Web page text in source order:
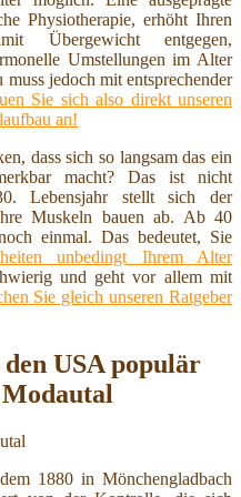
Physiotherapie, erhöht Ihren
Übergewicht entgegen,
Umstellungen im Alter
jedoch mit entsprechender
Sie sich also direkt unseren
an!
dass sich so langsam das ein
macht? Das ist nicht
Lebensjahr stellt sich der
Muskeln bauen ab. Ab 40
einmal. Das bedeutet, Sie
unbedingt Ihrem Alter
und geht vor allem mit
Sie gleich unseren Ratgeber
USA populär
1880 in Mönchengladbach